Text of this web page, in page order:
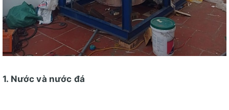
1. Nước và nước đá